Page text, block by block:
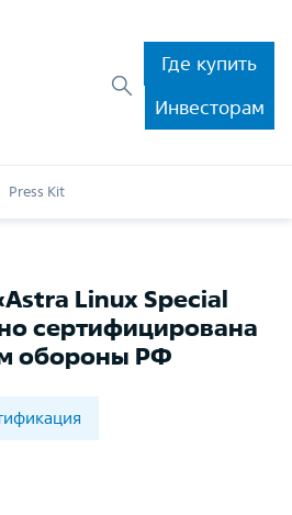
Где купить
Инвесторам
Press Kit
Linux Special
сертифицирована
обороны РФ